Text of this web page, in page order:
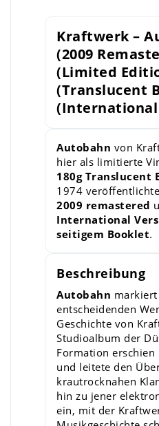
Kraftwerk –
(2009
(Limited
(Translucent
(International
Autobahn von
hier als limitierte
180g Translucent
1974
2009 remastered
International
seitigem Booklet.
Beschreibung
Autobahn markiert
entscheidenden
Geschichte von
Studioalbum der
Formation
und leitete den
krautrocknahen
hin zu jener
ein, mit der